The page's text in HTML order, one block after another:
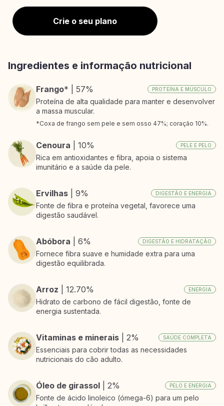
Crie o seu plano
Ingredientes e informação nutricional
Frango* | 57% PROTEÍNA E MÚSCULO
Proteína de alta qualidade para manter e desenvolver
a massa muscular.
*Coxa de frango sem pele e sem osso 47%; coração 10%.
Cenoura | 10% PELE E PELO
Rica em antioxidantes e fibra, apoia o sistema
imunitário e a saúde da pele.
Ervilhas | 9% DIGESTÃO E ENERGIA
Fonte de fibra e proteína vegetal, favorece uma
digestão saudável.
Abóbora | 6% DIGESTÃO E HIDRATAÇÃO
Fornece fibra suave e humidade extra para uma
digestão equilibrada.
Arroz | 12.70% ENERGIA
Hidrato de carbono de fácil digestão, fonte de
energia sustentada.
Vitaminas e minerais | 2% SAÚDE COMPLETA
Essenciais para cobrir todas as necessidades
nutricionais do cão adulto.
Óleo de girassol | 2% PELO E ENERGIA
Fonte de ácido linoleico (ómega-6) para um pelo